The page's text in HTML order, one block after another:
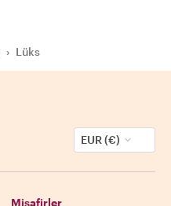
› Lüks
EUR (€)
Misafirler